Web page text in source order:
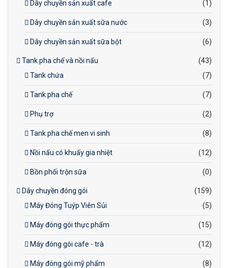
Dây chuyền sản xuất cafe (1)
Dây chuyền sản xuất sữa nước (3)
Dây chuyền sản xuất sữa bột (6)
Tank pha chế và nồi nấu
(43)
Tank chứa
(7)
Tank pha chế (7)
Phụ trợ (2)
Tank pha chế men vi sinh (8)
Nồi nấu có khuấy gia nhiệt (12)
Bồn phối trộn sữa (0)
Dây chuyền đóng gói
(159)
Máy Đóng Tuýp Viên Sủi
(5)
Máy đóng gói thực phẩm (15)
Máy đóng gói cafe - trà (12)
Máy đóng gói mỹ phẩm (8)